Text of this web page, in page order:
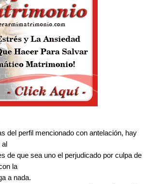
del perfil mencionado con antelación, hay
al
de que sea uno el perjudicado por culpa de
la
a nada.